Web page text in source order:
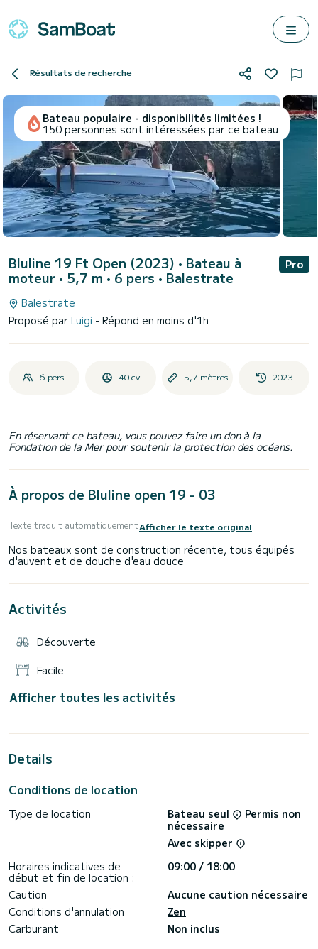
Résultats de recherche
Bateau populaire - disponibilités limitées !
150 personnes sont intéressées par ce bateau
Bluline 19 Ft Open (2023) • Bateau à
moteur • 5,7 m • 6 pers • Balestrate
Pro
Balestrate
Proposé par Luigi - Répond en moins d'1h
6 pers. 40 cv 5,7 mètres 2023
En réservant ce bateau, vous pouvez faire un don à la
Fondation de la Mer pour soutenir la protection des océans.
À propos de Bluline open 19 - 03
Texte traduit automatiquementAfficher le texte original
Nos bateaux sont de construction récente, tous équipés
Activités
Découverte
Facile
Afficher toutes les activités
Details
Conditions de location
Type de location Bateau seul
Permis non
nécessaire
Avec skipper
Horaires indicatives de
début et fin de location :
09:00 / 18:00
Caution
Aucune caution nécessaire
Conditions d'annulation
Zen
Carburant
Non inclus